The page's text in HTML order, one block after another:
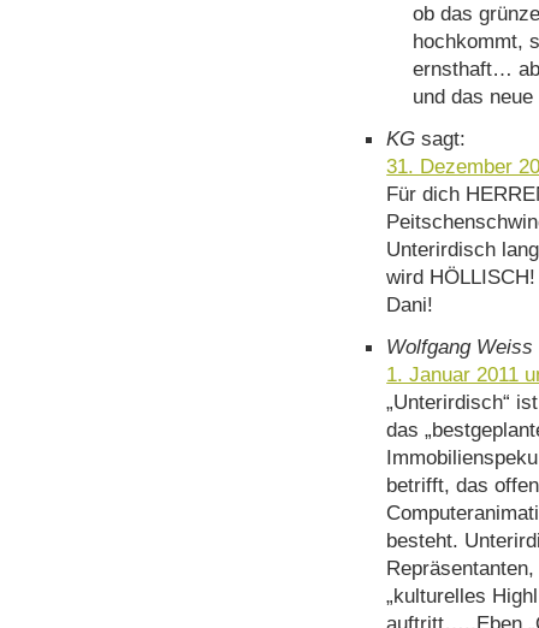
ob das
hochkommt,
ernsthaft…
und das
KG sagt:
31. Dezember
Für dich
Unterirdisch
wird
Dani!
Wolfgang Weiss
1. Januar 2011
„Unterirdisch“
das
betrifft, das
besteht.
„kulturelles
auftritt…..Eben